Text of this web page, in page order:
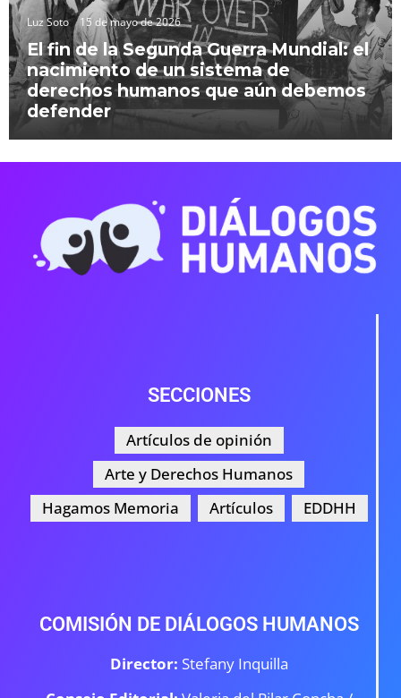
Luz Soto 15 de mayo de 2026
El fin de la Segunda Guerra Mundial: el
nacimiento de un sistema de
derechos humanos que aún debemos
defender
SECCIONES
Artículos de opinión
Arte y Derechos Humanos
Hagamos Memoria
Artículos EDDHH
COMISIÓN DE DIÁLOGOS HUMANOS
Director: Stefany Inquilla